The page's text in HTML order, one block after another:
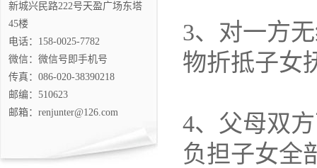
新城兴民路222号天盈广场东塔
45楼
电话：158-0025-7782
微信：微信号即手机号
传真：086-020-38390218
邮编：510623
邮箱：renjunter@126.com
3、对一方
物折抵子女
4、父母双
负担子女全